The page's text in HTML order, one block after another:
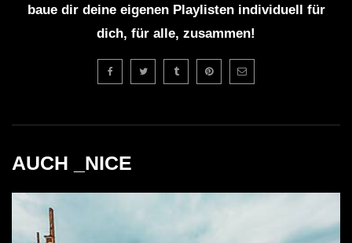
baue dir deine eigenen Playlisten individuell für
dich, für alle, zusammen!
AUCH _NICE